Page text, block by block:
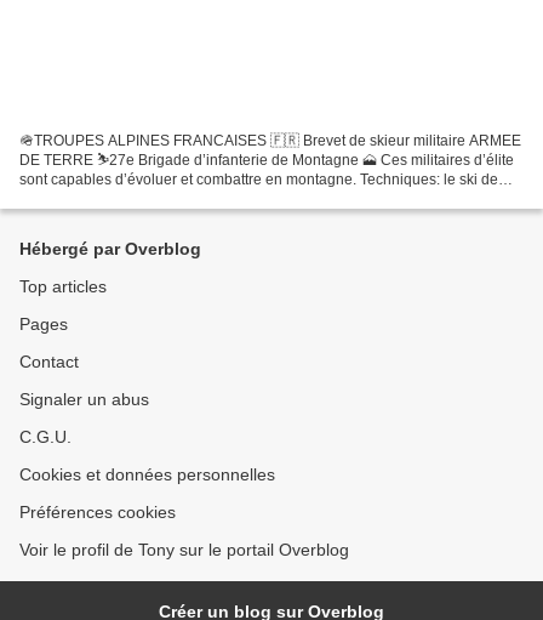
🪖TROUPES ALPINES FRANCAISES 🇫🇷 Brevet de skieur militaire ARMEE
DE TERRE ⛷️27e Brigade d’infanterie de Montagne 🗻 Ces militaires d’élite
sont capables d’évoluer et combattre en montagne. Techniques: le ski de
Hébergé par Overblog
Top articles
Pages
Contact
Signaler un abus
C.G.U.
Cookies et données personnelles
Préférences cookies
Voir le profil de Tony sur le portail Overblog
Créer un blog sur Overblog